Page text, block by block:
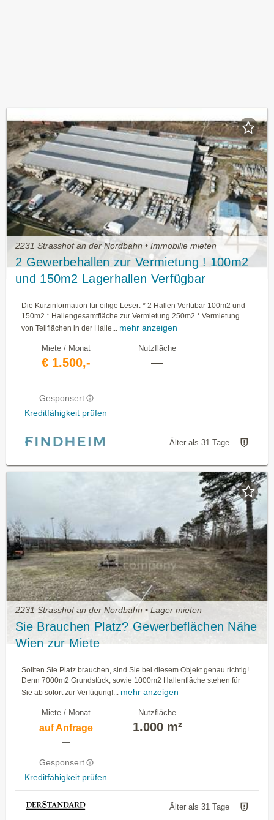
2231 Strasshof an der Nordbahn • Immobilie mieten
2 Gewerbehallen zur Vermietung ! 100m2
und 150m2 Lagerhallen Verfügbar
Die Kurzinformation für eilige Leser: * 2 Hallen Verfübar 100m2 und
150m2 * Hallengesamtfläche zur Vermietung 250m2 * Vermietung
von Teilflächen in der Halle... mehr anzeigen
Miete / Monat
€ 1.500,-
—
Gesponsert
Kreditfähigkeit prüfen
Nutzfläche
—
Älter als 31 Tage
2231 Strasshof an der Nordbahn • Lager mieten
Sie Brauchen Platz? Gewerbeflächen Nähe
Wien zur Miete
Sollten Sie Platz brauchen, sind Sie bei diesem Objekt genau richtig!
Denn 7000m2 Grundstück, sowie 1000m2 Hallenfläche stehen für
Sie ab sofort zur Verfügung!...
mehr anzeigen
Miete / Monat
auf Anfrage
—
Gesponsert
Kreditfähigkeit prüfen
Nutzfläche
1.000 m²
Älter als 31 Tage